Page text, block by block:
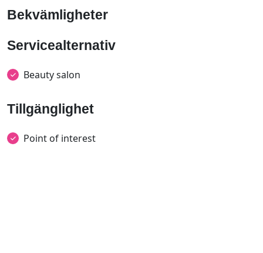
Bekvämligheter
Servicealternativ
Beauty salon
Tillgänglighet
Point of interest